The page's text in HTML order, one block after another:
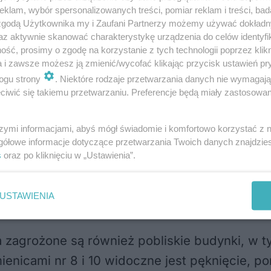
ul. Bernardyńskiej. Na miejscu cały
południem.
bezpośrednią przyczyną uszkodzenia
sieci wodociągowej, co
się w piwnicy budynku, a mieszkańcy
Wodociągów i Kanalizacji w
MPWiK odcięli dopływ wody do
nadzoru budowlanego w sprawie
są również pobliskie budynki, w
nr 8 i 10 widoczne jest pęknięcie,
wybór spersonalizowanych treści, pomiar reklam i treści,
Użytkownika my i Zaufani Partnerzy możemy używać
aktywnie skanować charakterystykę urządzenia do celów
prosimy o zgodę na korzystanie z tych technologii poprzez
i zawsze możesz ją zmienić/wycofać klikając przycisk ustawień
strony
. Niektóre rodzaje przetwarzania danych nie
się takiemu przetwarzaniu. Preferencje będą miały
informacjami, abyś mógł świadomie i komfortowo korzystać z
informacje dotyczące przetwarzania Twoich danych
oraz po kliknięciu w „Ustawienia”.
USTAWIENIA